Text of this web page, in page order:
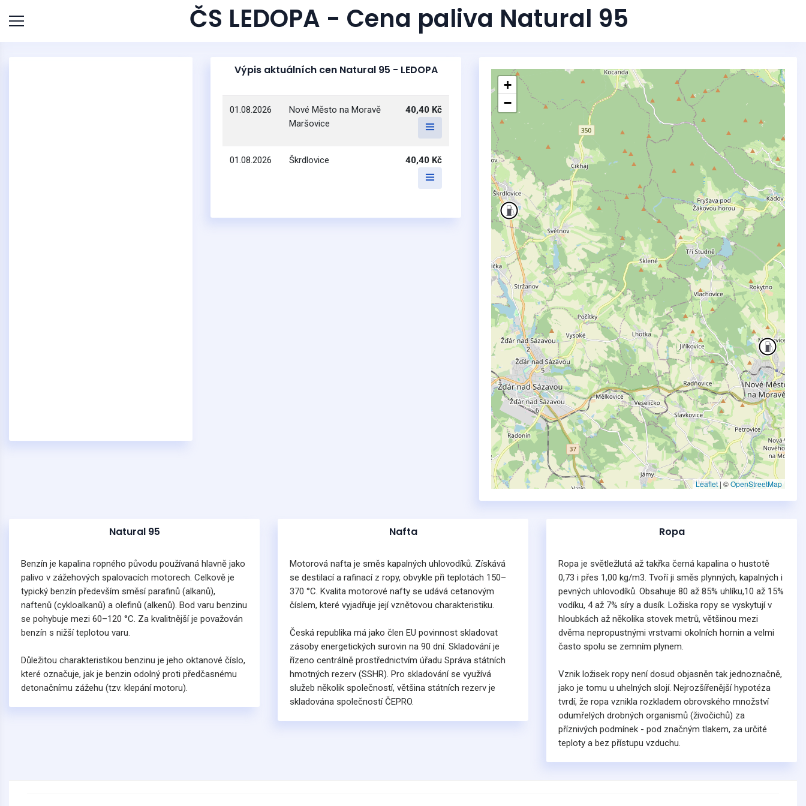
ČS LEDOPA - Cena paliva Natural 95
Výpis aktuálních cen Natural 95 - LEDOPA
01.08.2026
Nové Město na Moravě
Maršovice
40,40 Kč
01.08.2026 Škrdlovice 40,40 Kč
+
−
Leaflet | ©OpenStreetMap
Natural 95
Benzín je kapalina ropného původu používaná hlavně jako
palivo v zážehových spalovacích motorech. Celkově je
typický benzín především směsí parafinů (alkanů),
naftenů (cykloalkanů) a olefinů (alkenů). Bod varu benzinu
se pohybuje mezi 60–120 °C. Za kvalitnější je považován
benzín s nižší teplotou varu.
Důležitou charakteristikou benzinu je jeho oktanové číslo,
které označuje, jak je benzin odolný proti předčasnému
detonačnímu zážehu (tzv. klepání motoru).
Nafta
Motorová nafta je směs kapalných uhlovodíků. Získává
se destilací a rafinací z ropy, obvykle při teplotách 150–
370 °C. Kvalita motorové nafty se udává cetanovým
číslem, které vyjadřuje její vznětovou charakteristiku.
Česká republika má jako člen EU povinnost skladovat
zásoby energetických surovin na 90 dní. Skladování je
řízeno centrálně prostřednictvím úřadu Správa státních
hmotných rezerv (SSHR). Pro skladování se využívá
služeb několik společností, většina státních rezerv je
skladována společností ČEPRO.
Ropa
Ropa je světležlutá až takřka černá kapalina o hustotě
0,73 i přes 1,00 kg/m3. Tvoří ji směs plynných, kapalných i
pevných uhlovodíků. Obsahuje 80 až 85% uhlíku,10 až 15%
vodíku, 4 až 7% síry a dusík. Ložiska ropy se vyskytují v
hloubkách až několika stovek metrů, většinou mezi
dvěma nepropustnými vrstvami okolních hornin a velmi
často spolu se zemním plynem.
Vznik ložisek ropy není dosud objasněn tak jednoznačně,
jako je tomu u uhelných slojí. Nejrozšířenější hypotéza
tvrdí, že ropa vznikla rozkladem obrovského množství
odumřelých drobných organismů (živočichů) za
příznivých podmínek - pod značným tlakem, za určité
teploty a bez přístupu vzduchu.